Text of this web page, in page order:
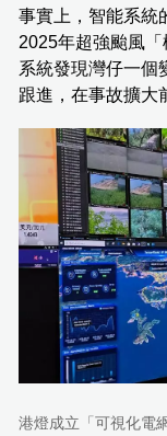
事實上，智能系統
2025年超強颱風
系統發現灣仔一個
跟進，在事故擴大
港燈成立「可視化電